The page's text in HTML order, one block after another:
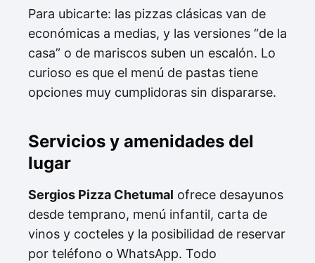
Para ubicarte: las pizzas clásicas van de
económicas a medias, y las versiones “de la
casa” o de mariscos suben un escalón. Lo
curioso es que el menú de pastas tiene
opciones muy cumplidoras sin dispararse.
Servicios y amenidades del
lugar
Sergios Pizza Chetumal ofrece desayunos
desde temprano, menú infantil, carta de
vinos y cocteles y la posibilidad de reservar
por teléfono o WhatsApp. Todo